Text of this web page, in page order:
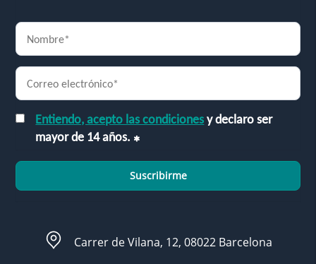
Entiendo, acepto las condicionesy declaro ser
mayor de 14 años.
Suscribirme
Carrer de Vilana, 12, 08022 Barcelona